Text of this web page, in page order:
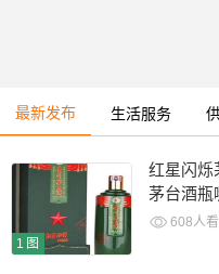
最新发布 生活服务
1图
红星闪烁
茅台酒瓶
608人